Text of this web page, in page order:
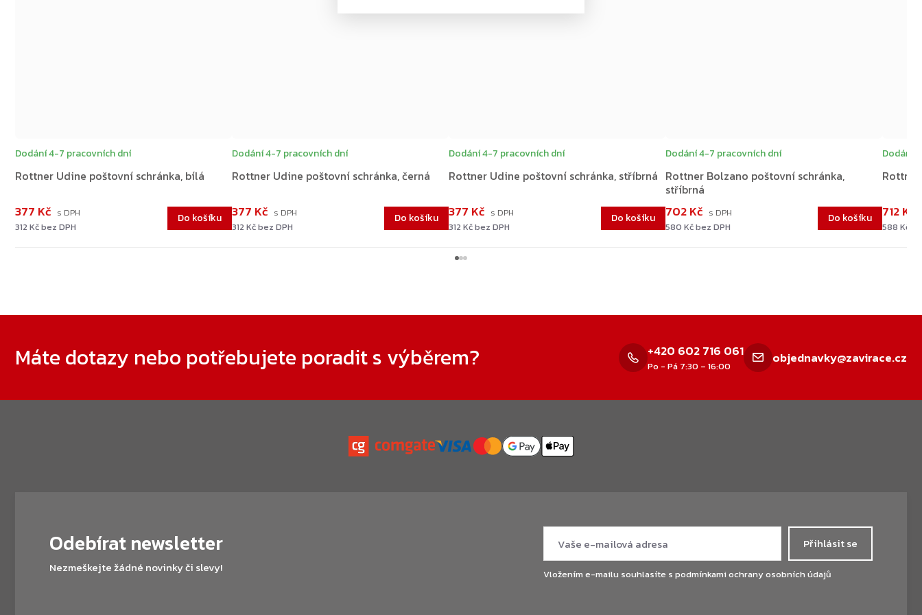
Rottner Udine poštovní schránka, bílá
Dodání 4-7 pracovních dní
312 Kč bez DPH
377 Kč Do košíku
Rottner Udine poštovní schránka, černá
Dodání 4-7 pracovních dní
312 Kč bez DPH
377 Kč Do košíku
Rottner Udine poštovní schránka, stříbrná
Dodání 4-7 pracovních dní
312 Kč bez DPH
377 Kč Do košíku
Rottner Bolzano poštovní schránka,
stříbrná
Dodání 4-7 pracovních dní
580 Kč bez DPH
702 Kč Do košíku
Dodání
588 Kč
712 Kč
Máte dotazy nebo potřebujete poradit s výběrem?
+420 602 716 061
Po - Pá 7:30 – 16:00 objednavky@zavirace.cz
Odebírat newsletter
Nezmeškejte žádné novinky či slevy!
Přihlásit se
Vložením e-mailu souhlasíte s podmínkami ochrany osobních údajů